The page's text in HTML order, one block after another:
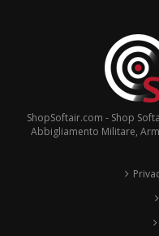
ShopSoftair.com - Shop
Abbigliamento Militare,